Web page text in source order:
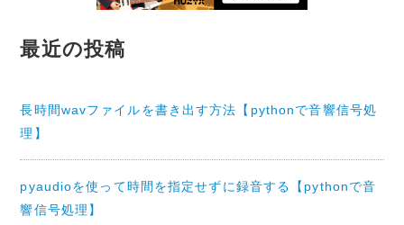
最近の投稿
長時間wavファイルを書き出す方法【pythonで音響信号処
理】
pyaudioを使って時間を指定せずに録音する【pythonで音
響信号処理】